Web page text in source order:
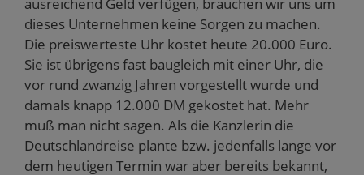
dieses Unternehmen keine Sorgen zu machen.
Die preiswerteste Uhr kostet heute 20.000 Euro.
Sie ist übrigens fast baugleich mit einer Uhr, die
vor rund zwanzig Jahren vorgestellt wurde und
damals knapp 12.000 DM gekostet hat. Mehr
muß man nicht sagen. Als die Kanzlerin die
Deutschlandreise plante bzw. jedenfalls lange vor
dem heutigen Termin war aber bereits bekannt,